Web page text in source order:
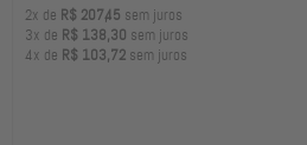
2x de R$ 207,45 sem juros
3x de R$ 138,30 sem juros
4x de R$ 103,72 sem juros